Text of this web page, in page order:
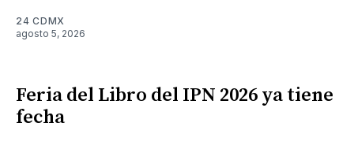
24 CDMX
agosto 5, 2026
Feria del Libro del IPN 2026 ya tiene
fecha